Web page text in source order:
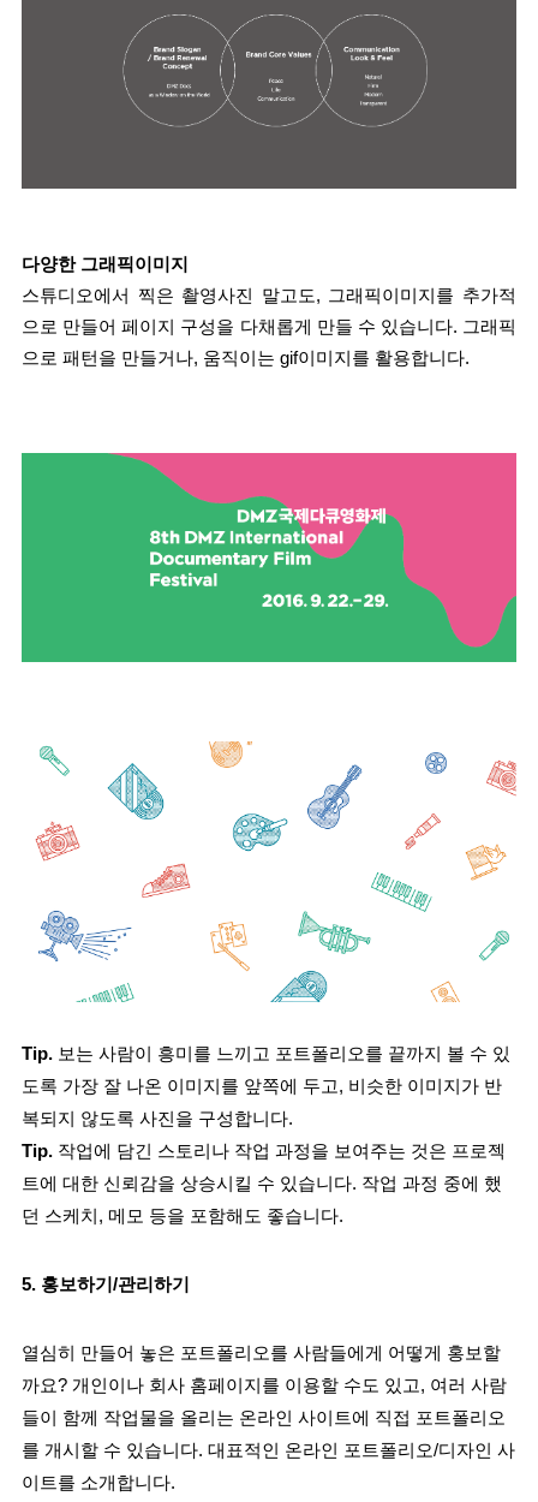
다양한 그래픽이미지
스튜디오에서 찍은 촬영사진 말고도, 그래픽이미지를 추가적
으로 만들어 페이지 구성을 다채롭게 만들 수 있습니다. 그래픽
으로 패턴을 만들거나, 움직이는 gif이미지를 활용합니다.
Tip. 보는 사람이 흥미를 느끼고 포트폴리오를 끝까지 볼 수 있
도록 가장 잘 나온 이미지를 앞쪽에 두고, 비슷한 이미지가 반
복되지 않도록 사진을 구성합니다.
Tip. 작업에 담긴 스토리나 작업 과정을 보여주는 것은 프로젝
트에 대한 신뢰감을 상승시킬 수 있습니다. 작업 과정 중에 했
던 스케치, 메모 등을 포함해도 좋습니다.
5. 홍보하기/관리하기
열심히 만들어 놓은 포트폴리오를 사람들에게 어떻게 홍보할
까요? 개인이나 회사 홈페이지를 이용할 수도 있고, 여러 사람
들이 함께 작업물을 올리는 온라인 사이트에 직접 포트폴리오
를 개시할 수 있습니다. 대표적인 온라인 포트폴리오/디자인 사
이트를 소개합니다.